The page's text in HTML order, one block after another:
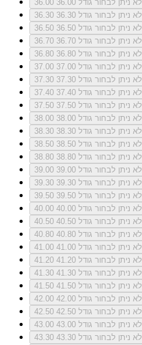
36.00
לא ניתן לבחור גודל 36.00
36.30
לא ניתן לבחור גודל 36.30
36.50
לא ניתן לבחור גודל 36.50
36.70
לא ניתן לבחור גודל 36.70
36.80
לא ניתן לבחור גודל 36.80
37.00
לא ניתן לבחור גודל 37.00
37.30
לא ניתן לבחור גודל 37.30
37.40
לא ניתן לבחור גודל 37.40
37.50
לא ניתן לבחור גודל 37.50
38.00
לא ניתן לבחור גודל 38.00
38.30
לא ניתן לבחור גודל 38.30
38.50
לא ניתן לבחור גודל 38.50
38.80
לא ניתן לבחור גודל 38.80
39.00
לא ניתן לבחור גודל 39.00
39.30
לא ניתן לבחור גודל 39.30
39.50
לא ניתן לבחור גודל 39.50
40.00
לא ניתן לבחור גודל 40.00
40.50
לא ניתן לבחור גודל 40.50
40.80
לא ניתן לבחור גודל 40.80
41.00
לא ניתן לבחור גודל 41.00
41.20
לא ניתן לבחור גודל 41.20
41.30
לא ניתן לבחור גודל 41.30
41.50
לא ניתן לבחור גודל 41.50
42.00
לא ניתן לבחור גודל 42.00
42.50
לא ניתן לבחור גודל 42.50
43.00
לא ניתן לבחור גודל 43.00
43.30
לא ניתן לבחור גודל 43.30